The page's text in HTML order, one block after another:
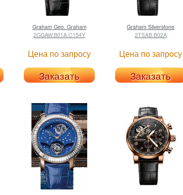
Graham Geo. Graham
2GGAW.B01A.C154Y
Цена по запросу
Заказать
Graham Silverstone
2TSAB.B02A
Цена по запросу
Заказать